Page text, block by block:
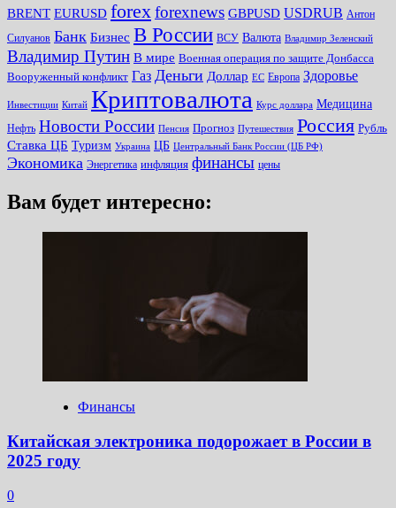
BRENT EURUSD forexforexnews GBPUSD USDRUB Антон
Силуанов Банк Бизнес В России ВСУ Валюта Владимир Зеленский
Владимир Путин В мире Военная операция по защите Донбасса
Вооруженный конфликт Газ Деньги Доллар ЕС Европа Здоровье
Инвестиции Китай Криптовалюта Курс доллара Медицина
Нефть Новости России Пенсия Прогноз Путешествия Россия Рубль
Ставка ЦБ Туризм Украина ЦБ Центральный Банк России (ЦБ РФ)
Экономика Энергетика инфляция финансы цены
Вам будет интересно:
Финансы
Китайская электроника подорожает в России в
2025 году
0